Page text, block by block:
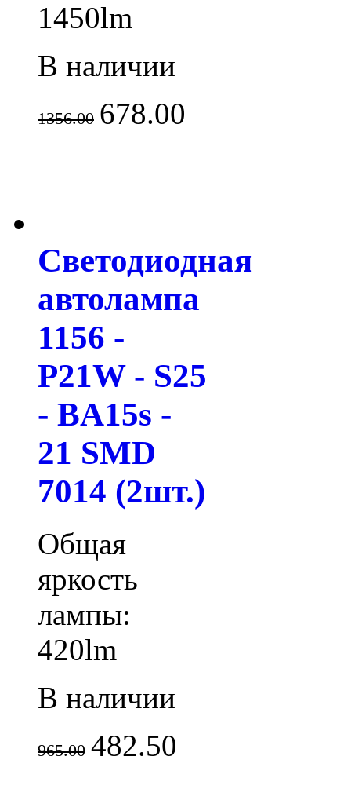
1450lm
В наличии
1356.00 678.00
Светодиодная
автолампа
1156 -
P21W - S25
- BA15s -
21 SMD
7014 (2шт.)
Общая
яркость
лампы:
420lm
В наличии
965.00 482.50